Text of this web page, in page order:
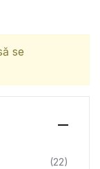
se
(22)